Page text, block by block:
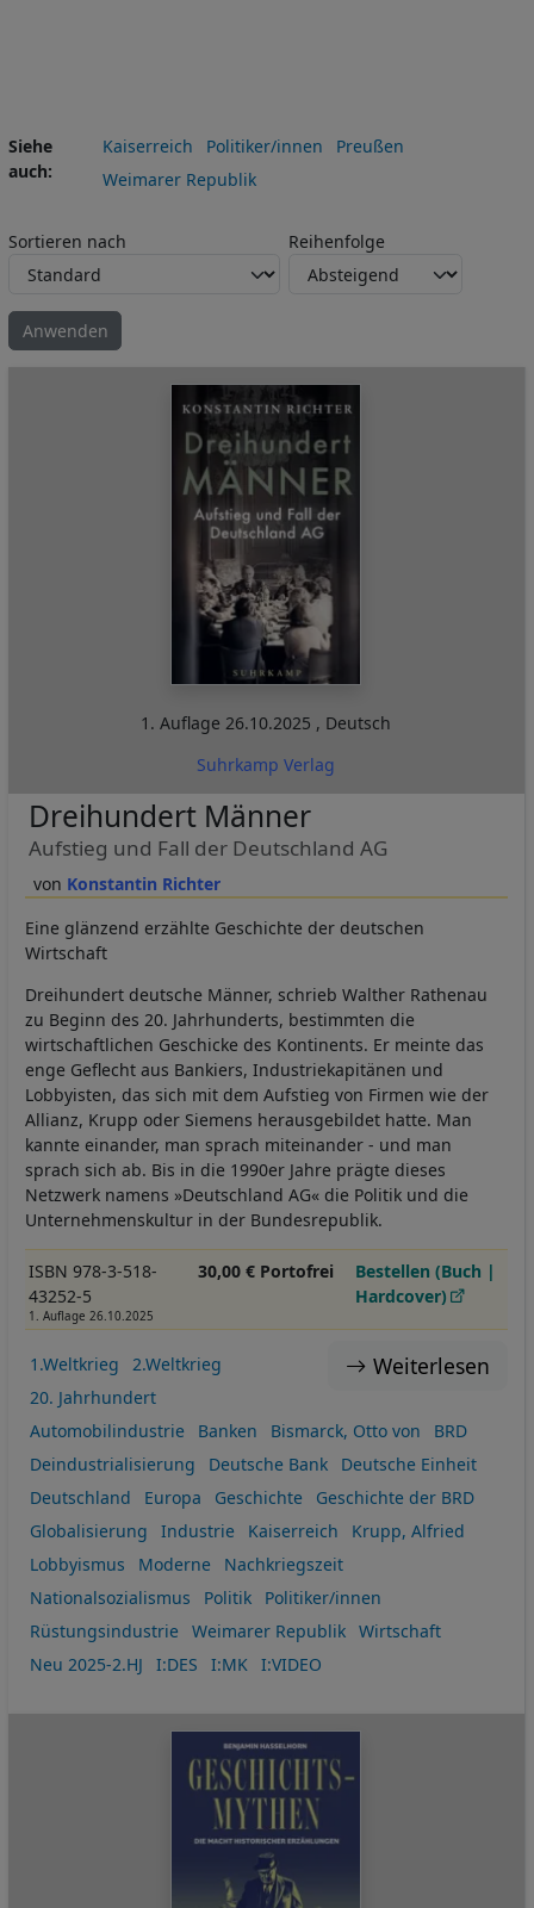
Siehe
auch
Kaiserreich Politiker/innen
Preußen
Weimarer Republik
Sortieren nach Reihenfolge
1. Auflage26.10.2025 , Deutsch
Suhrkamp Verlag
Konstantin Richter
Dreihundert Männer
Aufstieg und Fall der Deutschland AG
Eine glänzend erzählte Geschichte der deutschen
Wirtschaft
Dreihundert deutsche Männer, schrieb Walther Rathenau
zu Beginn des 20. Jahrhunderts, bestimmten die
wirtschaftlichen Geschicke des Kontinents. Er meinte das
enge Geflecht aus Bankiers, Industriekapitänen und
Lobbyisten, das sich mit dem Aufstieg von Firmen wie der
Allianz, Krupp oder Siemens herausgebildet hatte. Man
kannte einander, man sprach miteinander - und man
sprach sich ab. Bis in die 1990er Jahre prägte dieses
Netzwerk namens »Deutschland AG« die Politik und die
Unternehmenskultur in der Bundesrepublik.
ISBN 978-3-518-
43252-5
1. Auflage 26.10.2025
30,00 € Portofrei
Bestellen (Buch |
Hardcover)
Weiterlesen
1.Weltkrieg
2.Weltkrieg
20. Jahrhundert
Automobilindustrie
Banken Bismarck, Otto von
BRD
Deindustrialisierung
Deutsche Bank
Deutsche Einheit
Deutschland
Europa Geschichte
Geschichte der BRD
Globalisierung
Industrie Kaiserreich
Krupp, Alfried
Lobbyismus
Moderne
Nachkriegszeit
Nationalsozialismus
Politik
Politiker/innen
Rüstungsindustrie
Weimarer Republik
Wirtschaft
Neu 2025-2.HJ
I:DES I:MK I:VIDEO